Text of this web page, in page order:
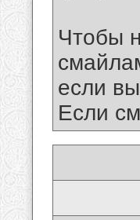
Чтобы
если
Если